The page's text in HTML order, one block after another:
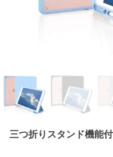
三つ折りスタンド機能